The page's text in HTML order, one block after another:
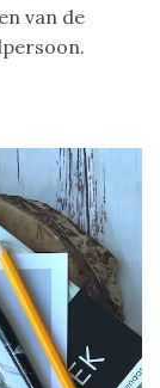
van de